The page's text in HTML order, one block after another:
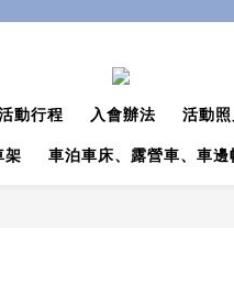
動行程 入會辦法 活動
架 車泊車床、露營車、車邊